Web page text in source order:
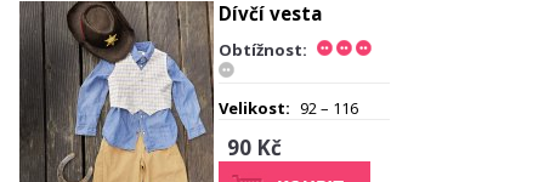
Dívčí vesta
Obtížnost:
Velikost: 92 – 116
90 Kč